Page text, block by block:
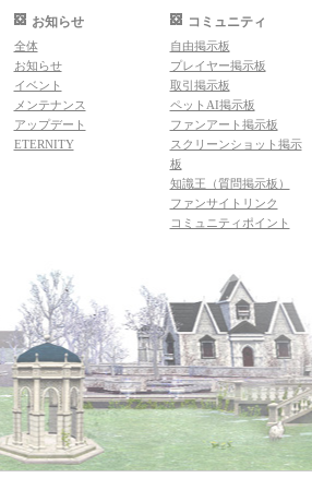
お知らせ
全体
お知らせ
イベント
メンテナンス
アップデート
ETERNITY
コミュニティ
自由掲示板
プレイヤー掲示板
取引掲示板
ペットAI掲示板
ファンアート掲示板
スクリーンショット掲示
板
知識王（質問掲示板）
ファンサイトリンク
コミュニティポイント